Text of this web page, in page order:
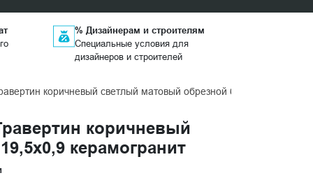
% Дизайнерам и строителям
Специальные условия для
дизайнеров и строителей
коричневый светлый матовый обрезной 60x119,5x0,9
коричневый
керамогранит